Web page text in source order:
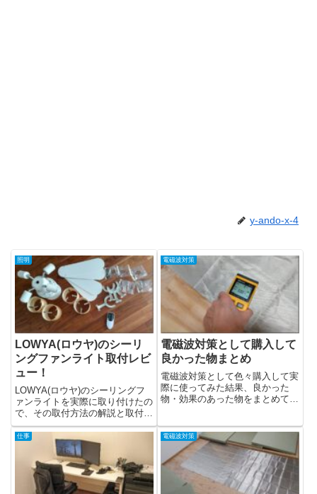
y-ando-x-4
照明
LOWYA(ロウヤ)のシーリ
ングファンライト取付レビ
ュー！
LOWYA(ロウヤ)のシーリングフ
ァンライトを実際に取り付けたの
で、その取付方法の解説と取付て
実際に...
電磁波対策
電磁波対策として購入して
良かった物まとめ
電磁波対策として色々購入して実
際に使ってみた結果、良かった
物・効果のあった物をまとめてお
仕事 電磁波対策